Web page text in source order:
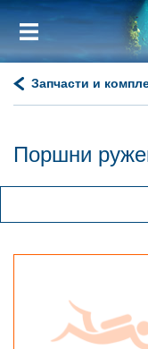
Запчасти и
Поршни